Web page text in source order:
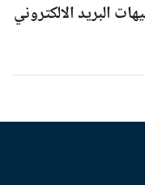
البريد الالكتروني